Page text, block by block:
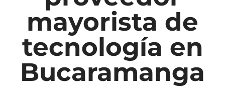
mayorista de
tecnología en
Bucaramanga